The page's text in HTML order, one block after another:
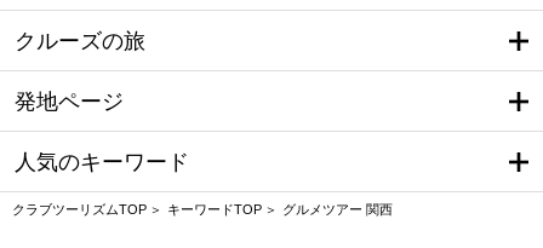
クルーズの旅
発地ページ
人気のキーワード
クラブツーリズムTOP キーワードTOP グルメツアー 関西